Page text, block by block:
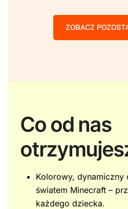
ZOBACZ
Co od nas
Kolorowy, dynamiczny
światem Minecraft –
każdego dziecka.